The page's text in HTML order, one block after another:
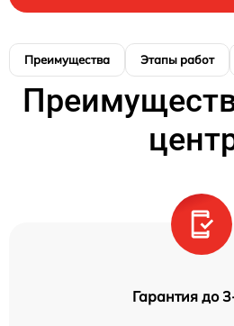
Преимущества Этапы работ
Гарантия до